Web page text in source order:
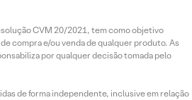
CVM 20/2021, tem como objetivo
compra e/ou venda de qualquer produto. As
por qualquer decisão tomada pelo
de forma independente, inclusive em relação